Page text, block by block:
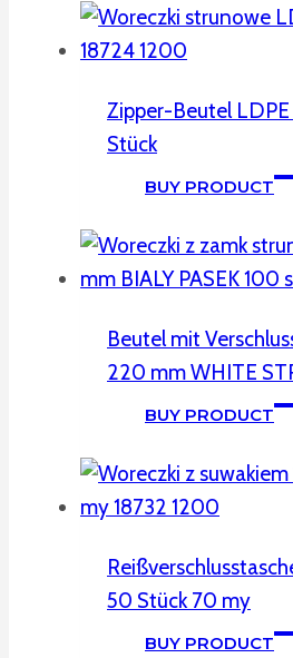
Zipper-Beutel
Stück
BUY PRODUCT
Beutel mit
220 mm WHITE
BUY PRODUCT
50 Stück 70 my
BUY PRODUCT